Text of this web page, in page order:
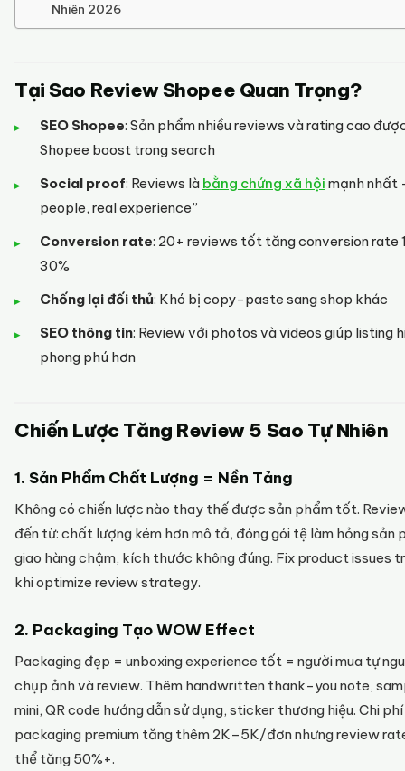
Nhiên 2026
Tại Sao Review Shopee Quan Trọng?
SEO Shopee: Sản phẩm nhiều reviews và rating cao
Shopee boost trong search
Social proof: Reviews là bằng chứng xã hội mạnh nhất
people, real experience”
Conversion rate: 20+ reviews tốt tăng conversion rate
30%
Chống lại đối thủ: Khó bị copy-paste sang shop khác
SEO thông tin: Review với photos và videos giúp listing
phong phú hơn
Chiến Lược Tăng Review 5 Sao Tự Nhiên
1. Sản Phẩm Chất Lượng = Nền Tảng
Không có chiến lược nào thay thế được sản phẩm tốt.
đến từ: chất lượng kém hơn mô tả, đóng gói tệ làm hỏng sản
giao hàng chậm, kích thước không đúng. Fix product issues
khi optimize review strategy.
2. Packaging Tạo WOW Effect
Packaging đẹp = unboxing experience tốt = người mua tự
chụp ảnh và review. Thêm handwritten thank-you note,
mini, QR code hướng dẫn sử dụng, sticker thương hiệu. Chi phí
packaging premium tăng thêm 2K–5K/đơn nhưng review
thể tăng 50%+.